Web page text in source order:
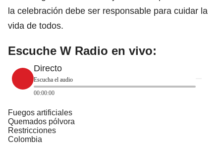
la celebración debe ser responsable para cuidar la
vida de todos.
Escuche W Radio en vivo:
Directo
Escucha el audio
00:00:00
Fuegos artificiales
Quemados pólvora
Restricciones
Colombia